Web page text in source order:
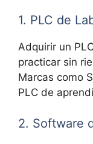
1. PLC de
Adquirir un
practicar sin
Marcas como
PLC de
2. Software